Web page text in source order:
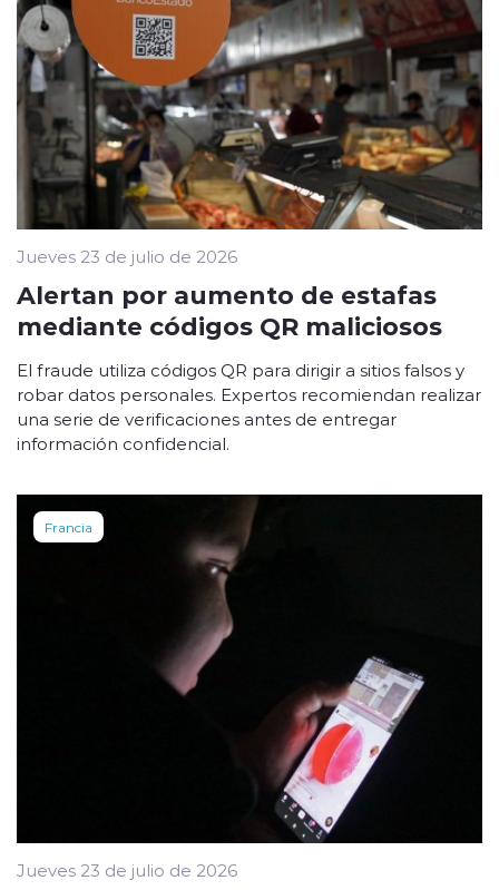
Jueves 23 de julio de 2026
Alertan por aumento de estafas
mediante códigos QR maliciosos
El fraude utiliza códigos QR para dirigir a sitios falsos y
robar datos personales. Expertos recomiendan realizar
una serie de verificaciones antes de entregar
información confidencial.
Francia
Jueves 23 de julio de 2026